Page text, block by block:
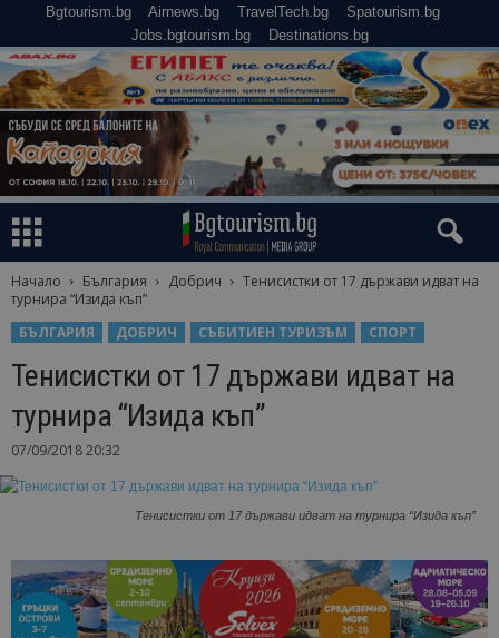
Bgtourism.bg Airnews.bg TravelTech.bg
Spatourism.bg
Jobs.bgtourism.bg
Destinations.bg
Начало България Добрич
Тенисистки от 17 държави идват на
турнира “Изида къп”
БЪЛГАРИЯ
ДОБРИЧ СЪБИТИЕН ТУРИЗЪМ СПОРТ
Тенисистки от 17 държави идват на
турнира “Изида къп”
07/09/2018 20:32
Тенисистки от 17 държави идват на турнира “Изида къп”